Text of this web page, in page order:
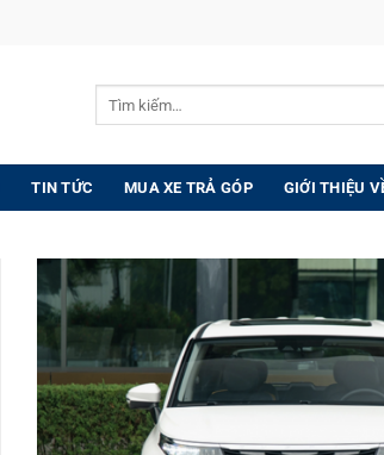
TIN TỨC MUA XE TRẢ GÓP GIỚI THIỆU